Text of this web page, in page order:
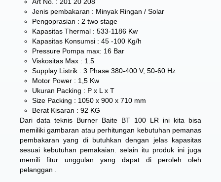
Art No. : 201 20 208
Jenis pembakaran : Minyak Ringan / Solar
Pengoprasian : 2 two stage
Kapasitas Thermal : 533-1186 Kw
Kapasitas Konsumsi : 45 -100 Kg/h
Pressure Pompa max: 16 Bar
Viskositas Max : 1.5
Supplay Listrik : 3 Phase 380-400 V, 50-60 Hz
Motor Power : 1,5 Kw
Ukuran Packing : P x L x T
Size Packing : 1050 x 900 x 710 mm
Berat Kisaran : 92 KG
Dari data teknis Burner Baite BT 100 LR ini kita bisa
memiliki gambaran atau perhitungan kebutuhan pemanas
pembakaran yang di butuhkan dengan jelas kapasitas
sesuai kebutuhan pemakaian. selain itu produk ini juga
memili fitur unggulan yang dapat di peroleh oleh
pelanggan .